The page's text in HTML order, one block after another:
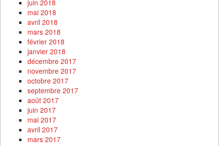
juin 2018
mai 2018
avril 2018
mars 2018
février 2018
janvier 2018
décembre 2017
novembre 2017
octobre 2017
septembre 2017
août 2017
juin 2017
mai 2017
avril 2017
mars 2017